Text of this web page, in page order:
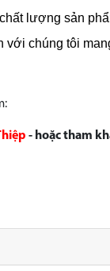
lượng sản
với chúng tôi
- hoặc tham